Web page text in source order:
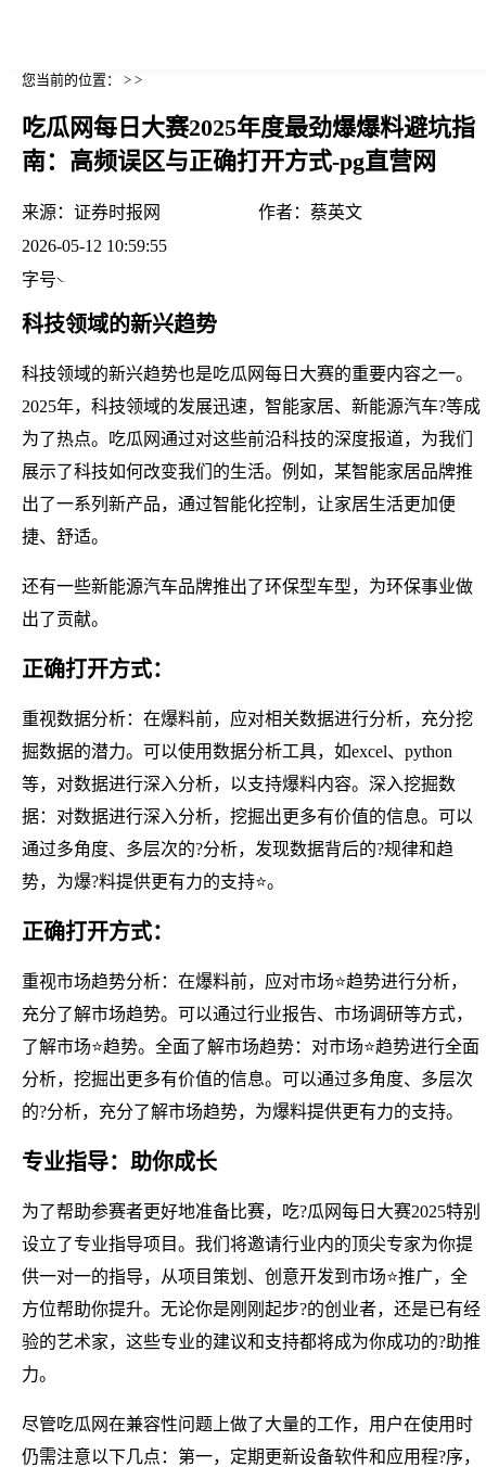
您当前的位置： > >
吃瓜网每日大赛2025年度最劲爆爆料避坑指
南：高频误区与正确打开方式-pg直营网
来源： 证券时报网 作者： 蔡英文
2026-05-12 10:59:55
字号
科技领域的新兴趋势
科技领域的新兴趋势也是吃瓜网每日大赛的重要内容之一。
2025年，科技领域的发展迅速，智能家居、新能源汽车?等成
为了热点。吃瓜网通过对这些前沿科技的深度报道，为我们
展示了科技如何改变我们的生活。例如，某智能家居品牌推
出了一系列新产品，通过智能化控制，让家居生活更加便
捷、舒适。
还有一些新能源汽车品牌推出了环保型车型，为环保事业做
出了贡献。
正确打开方式：
重视数据分析：在爆料前，应对相关数据进行分析，充分挖
掘数据的潜力。可以使用数据分析工具，如excel、python
等，对数据进行深入分析，以支持爆料内容。深入挖掘数
据：对数据进行深入分析，挖掘出更多有价值的信息。可以
通过多角度、多层次的?分析，发现数据背后的?规律和趋
势，为爆?料提供更有力的支持⭐。
正确打开方式：
重视市场趋势分析：在爆料前，应对市场⭐趋势进行分析，
充分了解市场趋势。可以通过行业报告、市场调研等方式，
了解市场⭐趋势。全面了解市场趋势：对市场⭐趋势进行全面
分析，挖掘出更多有价值的信息。可以通过多角度、多层次
的?分析，充分了解市场趋势，为爆料提供更有力的支持。
专业指导：助你成长
为了帮助参赛者更好地准备比赛，吃?瓜网每日大赛2025特别
设立了专业指导项目。我们将邀请行业内的顶尖专家为你提
供一对一的指导，从项目策划、创意开发到市场⭐推广，全
方位帮助你提升。无论你是刚刚起步?的创业者，还是已有经
验的艺术家，这些专业的建议和支持都将成为你成功的?助推
力。
尽管吃瓜网在兼容性问题上做了大量的工作，用户在使用时
仍需注意以下几点：第一，定期更新设备软件和应用程?序，